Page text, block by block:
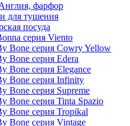
фарфор
для тушения
посуда
серия Viento
Bone серия Cowry Yellow
Bone серия Edera
Bone серия Elegance
Bone серия Infinity
Bone серия Supreme
Bone серия Tinta Spazio
Bone серия Tropikal
Bone серия Vintage